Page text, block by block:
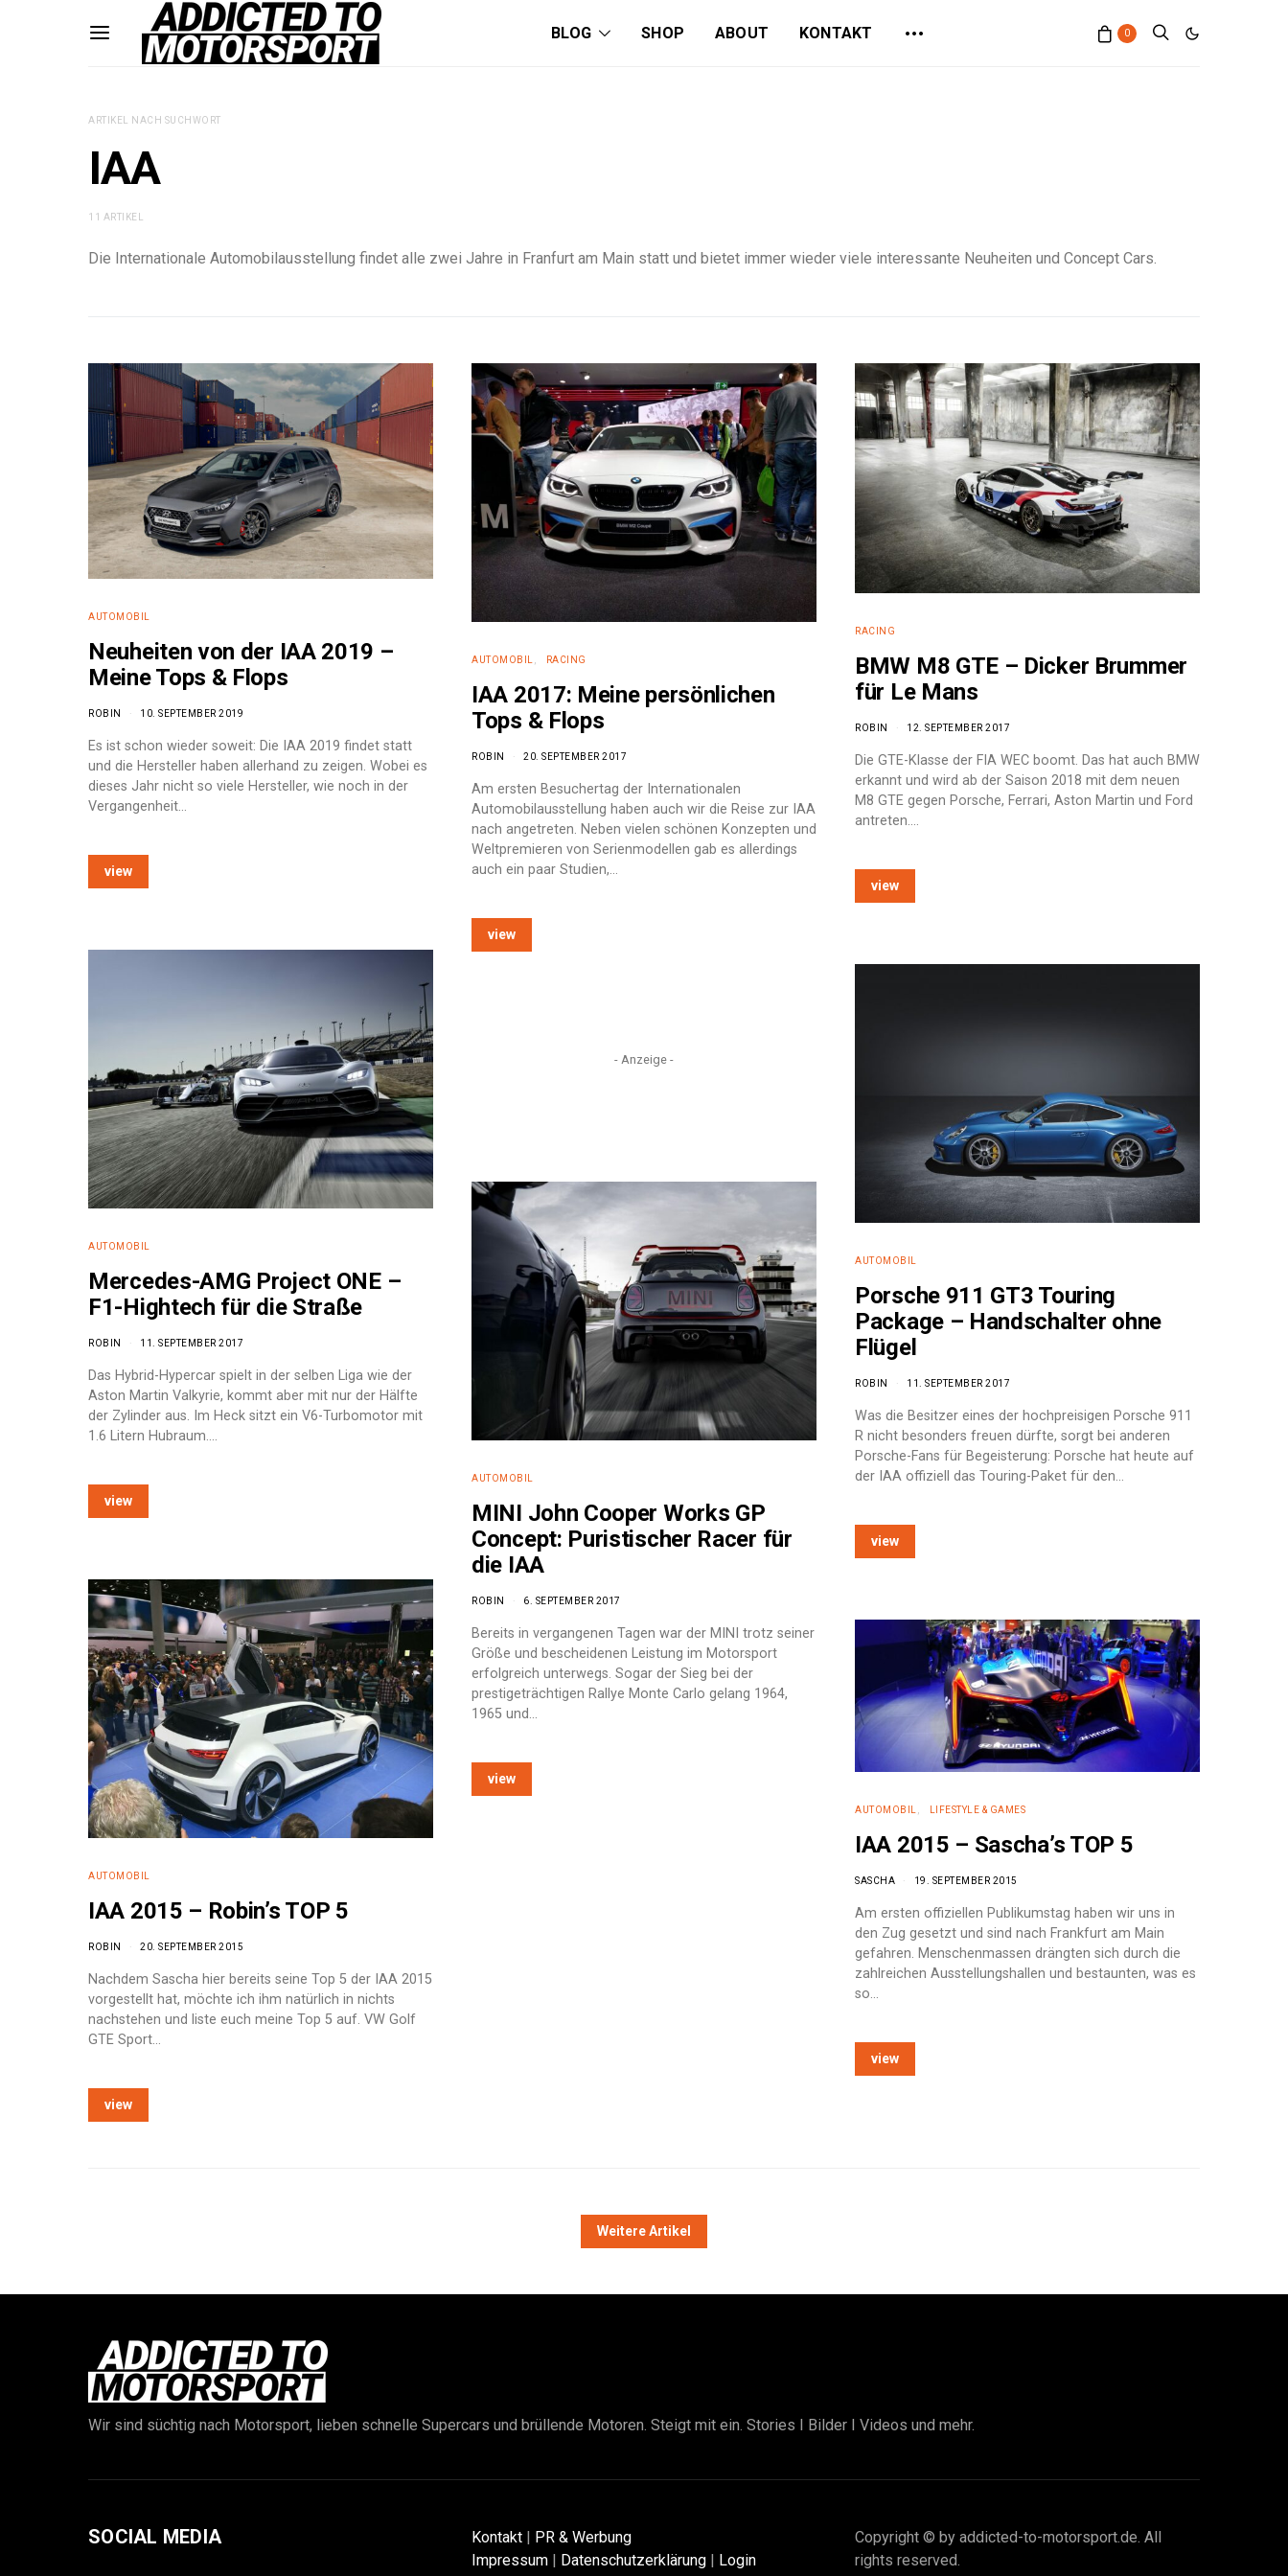
BLOG SHOP ABOUT KONTAKT 0
ARTIKEL NACH SUCHWORT
IAA
11 ARTIKEL
Die Internationale Automobilausstellung findet alle zwei Jahre in Franfurt am Main statt und bietet immer wieder viele interessante Neuheiten und Concept Cars.
AUTOMOBIL
Neuheiten von der IAA 2019 –
Meine Tops & Flops
ROBIN 10. SEPTEMBER 2019
Es ist schon wieder soweit: Die IAA 2019 findet statt
und die Hersteller haben allerhand zu zeigen. Wobei es
dieses Jahr nicht so viele Hersteller, wie noch in der
Vergangenheit…
view
AUTOMOBIL
Mercedes-AMG Project ONE –
F1-Hightech für die Straße
ROBIN 11. SEPTEMBER 2017
Das Hybrid-Hypercar spielt in der selben Liga wie der
Aston Martin Valkyrie, kommt aber mit nur der Hälfte
der Zylinder aus. Im Heck sitzt ein V6-Turbomotor mit
1.6 Litern Hubraum.…
view
AUTOMOBIL
IAA 2015 – Robin’s TOP 5
ROBIN 20. SEPTEMBER 2015
Nachdem Sascha hier bereits seine Top 5 der IAA 2015
vorgestellt hat, möchte ich ihm natürlich in nichts
nachstehen und liste euch meine Top 5 auf. VW Golf
GTE Sport…
view
AUTOMOBIL RACING
IAA 2017: Meine persönlichen
Tops & Flops
ROBIN 20. SEPTEMBER 2017
Am ersten Besuchertag der Internationalen
Automobilausstellung haben auch wir die Reise zur IAA
nach angetreten. Neben vielen schönen Konzepten und
Weltpremieren von Serienmodellen gab es allerdings
auch ein paar Studien,…
view
- Anzeige -
AUTOMOBIL
MINI John Cooper Works GP
Concept: Puristischer Racer für
die IAA
ROBIN 6. SEPTEMBER 2017
Bereits in vergangenen Tagen war der MINI trotz seiner
Größe und bescheidenen Leistung im Motorsport
erfolgreich unterwegs. Sogar der Sieg bei der
prestigeträchtigen Rallye Monte Carlo gelang 1964,
1965 und…
view
RACING
BMW M8 GTE – Dicker Brummer
für Le Mans
ROBIN 12. SEPTEMBER 2017
Die GTE-Klasse der FIA WEC boomt. Das hat auch BMW
erkannt und wird ab der Saison 2018 mit dem neuen
M8 GTE gegen Porsche, Ferrari, Aston Martin und Ford
antreten.…
view
AUTOMOBIL
Porsche 911 GT3 Touring
Package – Handschalter ohne
Flügel
ROBIN 11. SEPTEMBER 2017
Was die Besitzer eines der hochpreisigen Porsche 911
R nicht besonders freuen dürfte, sorgt bei anderen
Porsche-Fans für Begeisterung: Porsche hat heute auf
der IAA offiziell das Touring-Paket für den…
view
AUTOMOBIL LIFESTYLE & GAMES
IAA 2015 – Sascha’s TOP 5
SASCHA 19. SEPTEMBER 2015
Am ersten offiziellen Publikumstag haben wir uns in
den Zug gesetzt und sind nach Frankfurt am Main
gefahren. Menschenmassen drängten sich durch die
zahlreichen Ausstellungshallen und bestaunten, was es
so…
view
Weitere Artikel
Wir sind süchtig nach Motorsport, lieben schnelle Supercars und brüllende Motoren. Steigt mit ein. Stories I Bilder I Videos und mehr.
SOCIAL MEDIA Kontakt | PR & Werbung
Impressum | Datenschutzerklärung | Login
Copyright © by addicted-to-motorsport.de. All
rights reserved.